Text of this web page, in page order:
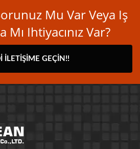
Mu Var Veya Iş
Mı Ihtiyacınız Var?
İLETIŞIME GEÇIN!!